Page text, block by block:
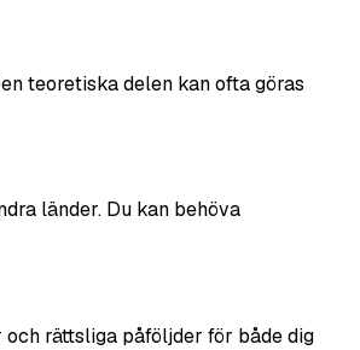
teoretiska delen kan ofta göras
länder. Du kan behöva
rättsliga påföljder för både dig